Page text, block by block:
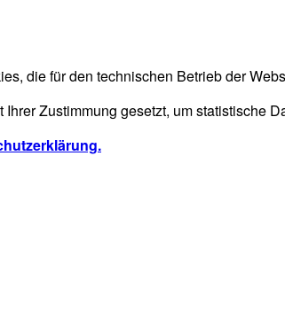
die für den technischen Betrieb der
Zustimmung gesetzt, um statistische